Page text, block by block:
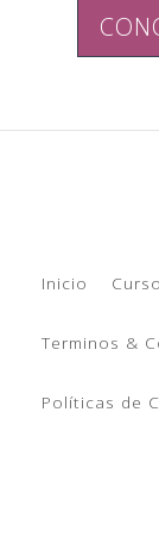
Inicio
Terminos &
Políticas de